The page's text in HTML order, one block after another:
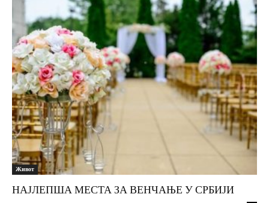
Живот
НАЈЛЕПША МЕСТА ЗА ВЕНЧАЊЕ У СРБИЈИ